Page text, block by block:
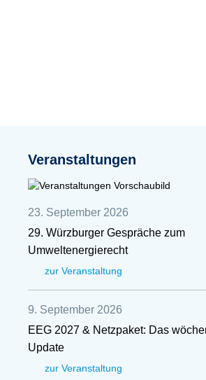
Veranstaltungen
23. September 2026
29. Würzburger Gespräche zum
Umweltenergierecht
zur Veranstaltung
9. September 2026
EEG 2027 & Netzpaket: Das
Update
zur Veranstaltung